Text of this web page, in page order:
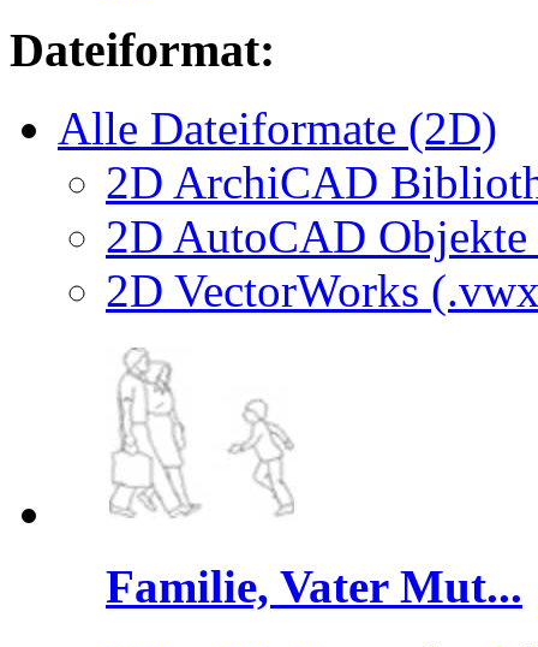
Dateiformat:
Alle Dateiformate (2D)
2D ArchiCAD
2D AutoCAD
2D VectorWorks
Familie, Vater Mut...